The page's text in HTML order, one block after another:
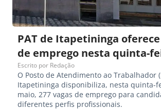
PAT de Itapetininga oferece
de emprego nesta quinta-
Escrito por Redação
O Posto de Atendimento ao Trabalhador
Itapetininga disponibiliza, nesta quinta-
maio, 277 vagas de emprego para
diferentes perfis profissionais.